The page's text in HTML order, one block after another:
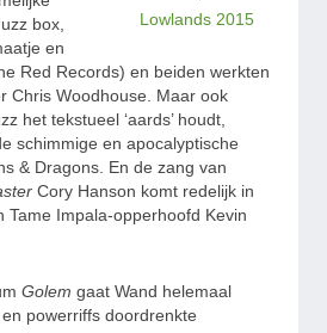
Lowlands 2015
box,
en
Red Records) en beiden werkten
Chris Woodhouse. Maar ook
het tekstueel ‘aards’ houdt,
schimmige en apocalyptische
& Dragons. En de zang van
Cory Hanson komt redelijk in
Tame Impala-opperhoofd Kevin
Golem gaat Wand helemaal
powerriffs doordrenkte